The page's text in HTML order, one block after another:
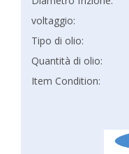
voltaggio:
Tipo di olio:
Quantità di olio:
Item Condition: